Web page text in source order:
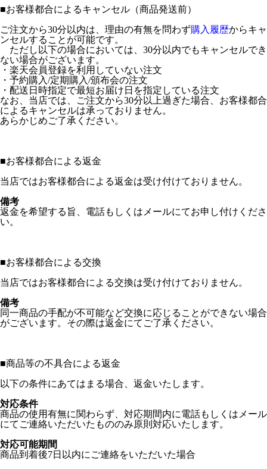
■お客様都合によるキャンセル（商品発送前）
ご注文から30分以内は、理由の有無を問わず購入履歴からキャ
ンセルすることが可能です。
ただし以下の場合においては、30分以内でもキャンセルでき
ない場合がございます。
・楽天会員登録を利用していない注文
・予約購入/定期購入/頒布会の注文
・配送日時指定で最短お届け日を指定している注文
なお、当店では、ご注文から30分以上過ぎた場合、お客様都合
によるキャンセルは承っておりません。
あらかじめご了承ください。
■お客様都合による返金
当店ではお客様都合による返金は受け付けておりません。
備考
返金を希望する旨、電話もしくはメールにてお申し付けくださ
い。
■お客様都合による交換
当店ではお客様都合による交換は受け付けておりません。
備考
同一商品の手配が不可能など交換に応じることができない場合
がございます。その際は返金にてご了承ください。
■商品等の不具合による返金
以下の条件にあてはまる場合、返金いたします。
対応条件
商品の使用有無に関わらず、対応期間内に電話もしくはメール
にてご連絡いただいたもののみ原則対応いたします。
対応可能期間
商品到着後7日以内にご連絡をいただいた場合